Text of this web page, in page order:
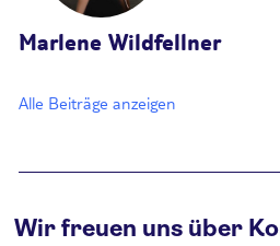
Marlene Wildfellner
Alle Beiträge anzeigen
Wir freuen uns über